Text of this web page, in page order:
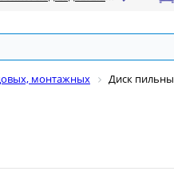
монтажных Диск